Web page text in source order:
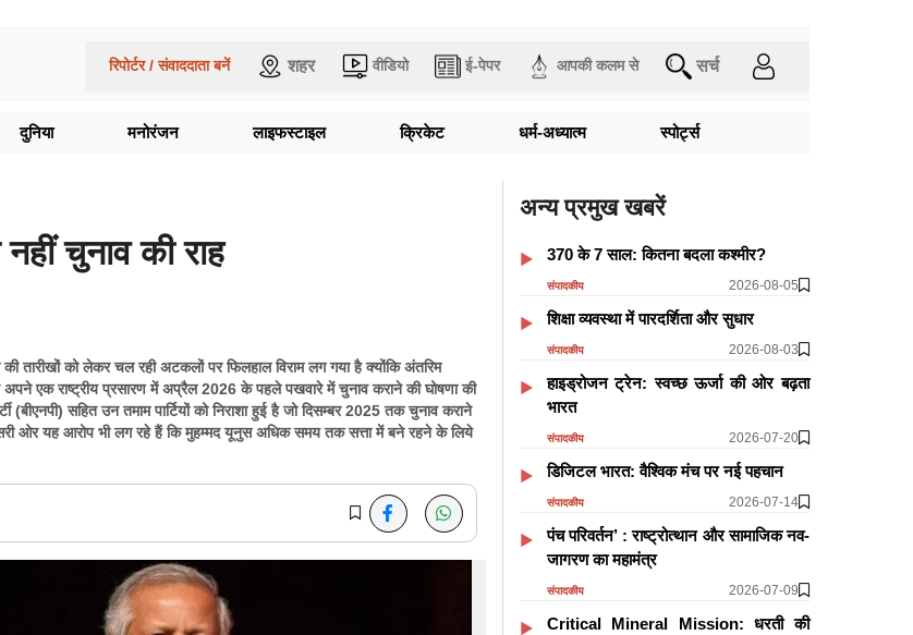
रिपोर्टर / संवाददाता बनें शहर वीडियो ई-पेपर आपकी कलम से सर्च
दुनिया मनोरंजन लाइफस्टाइल क्रिकेट धर्म-अध्यात्म स्पोर्ट्स
चुनाव की राह
तारीखों को लेकर चल रही अटकलों पर फिलहाल विराम लग गया है क्योंकि अंतरिम
एक राष्ट्रीय प्रसारण में अप्रैल 2026 के पहले पखवारे में चुनाव कराने की घोषणा की
(बीएनपी) सहित उन तमाम पार्टियों को निराशा हुई है जो दिसम्बर 2025 तक चुनाव कराने
ओर यह आरोप भी लग रहे हैं कि मुहम्मद यूनुस अधिक समय तक सत्ता में बने रहने के लिये
अन्य प्रमुख खबरें
370 के 7 साल: कितना बदला कश्मीर?
संपादकीय 2026-08-05
शिक्षा व्यवस्था में पारदर्शिता और सुधार
संपादकीय 2026-08-03
हाइड्रोजन ट्रेन: स्वच्छ ऊर्जा की ओर बढ़ता
भारत
संपादकीय 2026-07-20
डिजिटल भारत: वैश्विक मंच पर नई पहचान
संपादकीय 2026-07-14
पंच परिवर्तन’ : राष्ट्रोत्थान और सामाजिक नव-
जागरण का महामंत्र
संपादकीय 2026-07-09
Critical Mineral Mission: धरती की